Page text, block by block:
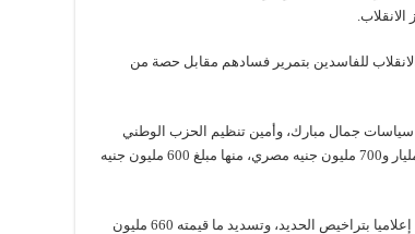
جنيه كشف عن ابتزاز الانقلاب للفاسدين بتمرير فسادهم مقابل حصة من
سياسات جمال مبارك، وأمين تنظيم الحزب الوطني
رغم تصالحه، ولفق مبدأ “هتدفع يعني هتدفع” مقابل سداد مبلغ مليار و700 مليون جنيه مصري، منها مبلغ 600 مليون جنيه
وكان عز قد تقدم بطلب للتصالح مع الدولة في القضية المعروفة إعلاميا بتراخيص الحديد، وتسديد ما قيمته 660 مليون